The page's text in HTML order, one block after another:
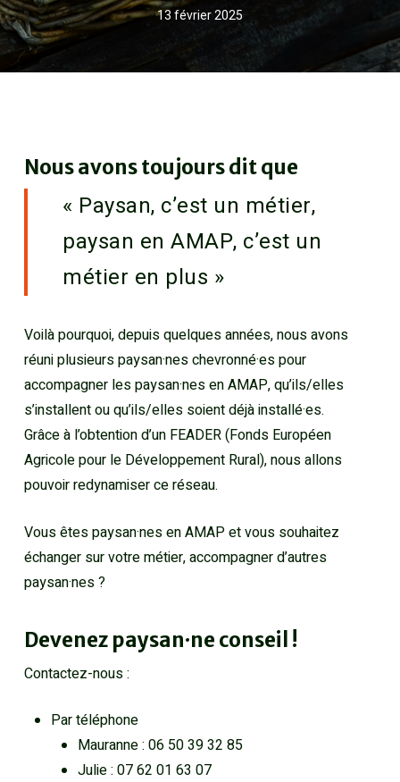
13 février 2025
Nous avons toujours dit que
« Paysan, c’est un métier,
paysan en AMAP, c’est un
métier en plus »
Voilà pourquoi, depuis quelques années, nous avons
réuni plusieurs paysan·nes chevronné·es pour
accompagner les paysan·nes en AMAP, qu’ils/elles
s’installent ou qu’ils/elles soient déjà installé·es.
Grâce à l’obtention d’un FEADER (Fonds Européen
Agricole pour le Développement Rural), nous allons
pouvoir redynamiser ce réseau.
Vous êtes paysan·nes en AMAP et vous souhaitez
échanger sur votre métier, accompagner d’autres
paysan·nes ?
Devenez paysan·ne conseil !
Contactez-nous :
Par téléphone
Mauranne : 06 50 39 32 85
Julie : 07 62 01 63 07